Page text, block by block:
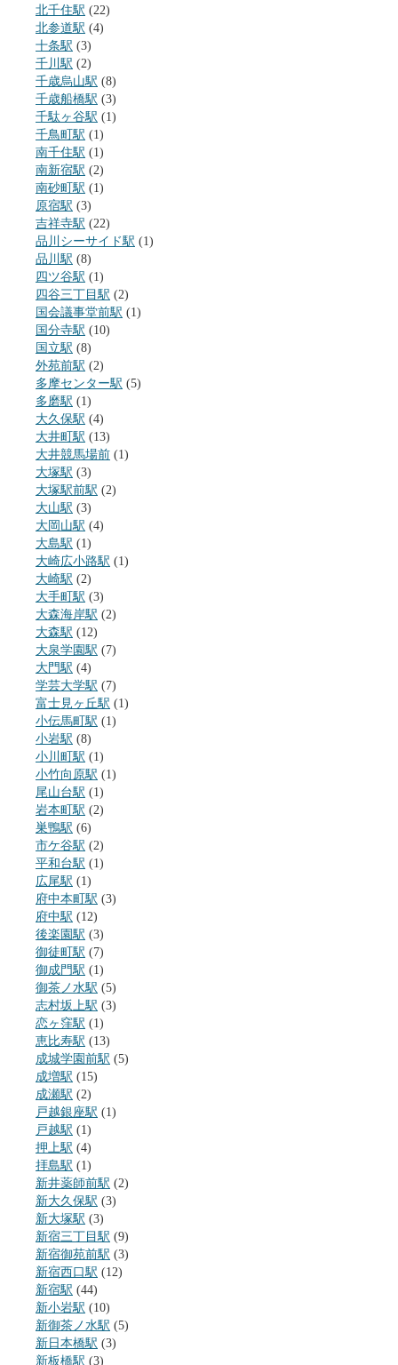
北千住駅 (22)
北参道駅 (4)
十条駅 (3)
千川駅 (2)
千歳烏山駅 (8)
千歳船橋駅 (3)
千駄ヶ谷駅 (1)
千鳥町駅 (1)
南千住駅 (1)
南新宿駅 (2)
南砂町駅 (1)
原宿駅 (3)
吉祥寺駅 (22)
品川シーサイド駅 (1)
品川駅 (8)
四ツ谷駅 (1)
四谷三丁目駅 (2)
国会議事堂前駅 (1)
国分寺駅 (10)
国立駅 (8)
外苑前駅 (2)
多摩センター駅 (5)
多磨駅 (1)
大久保駅 (4)
大井町駅 (13)
大井競馬場前 (1)
大塚駅 (3)
大塚駅前駅 (2)
大山駅 (3)
大岡山駅 (4)
大島駅 (1)
大崎広小路駅 (1)
大崎駅 (2)
大手町駅 (3)
大森海岸駅 (2)
大森駅 (12)
大泉学園駅 (7)
大門駅 (4)
学芸大学駅 (7)
富士見ヶ丘駅 (1)
小伝馬町駅 (1)
小岩駅 (8)
小川町駅 (1)
小竹向原駅 (1)
尾山台駅 (1)
岩本町駅 (2)
巣鴨駅 (6)
市ケ谷駅 (2)
平和台駅 (1)
広尾駅 (1)
府中本町駅 (3)
府中駅 (12)
後楽園駅 (3)
御徒町駅 (7)
御成門駅 (1)
御茶ノ水駅 (5)
志村坂上駅 (3)
恋ヶ窪駅 (1)
恵比寿駅 (13)
成城学園前駅 (5)
成増駅 (15)
成瀬駅 (2)
戸越銀座駅 (1)
戸越駅 (1)
押上駅 (4)
拝島駅 (1)
新井薬師前駅 (2)
新大久保駅 (3)
新大塚駅 (3)
新宿三丁目駅 (9)
新宿御苑前駅 (3)
新宿西口駅 (12)
新宿駅 (44)
新小岩駅 (10)
新御茶ノ水駅 (5)
新日本橋駅 (3)
新板橋駅 (3)